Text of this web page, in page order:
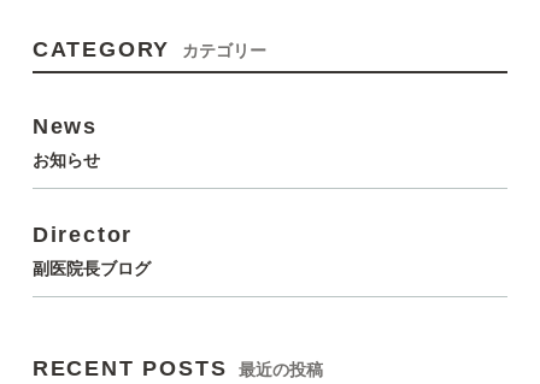
CATEGORY カテゴリー
News
お知らせ
Director
副医院長ブログ
RECENT POSTS 最近の投稿